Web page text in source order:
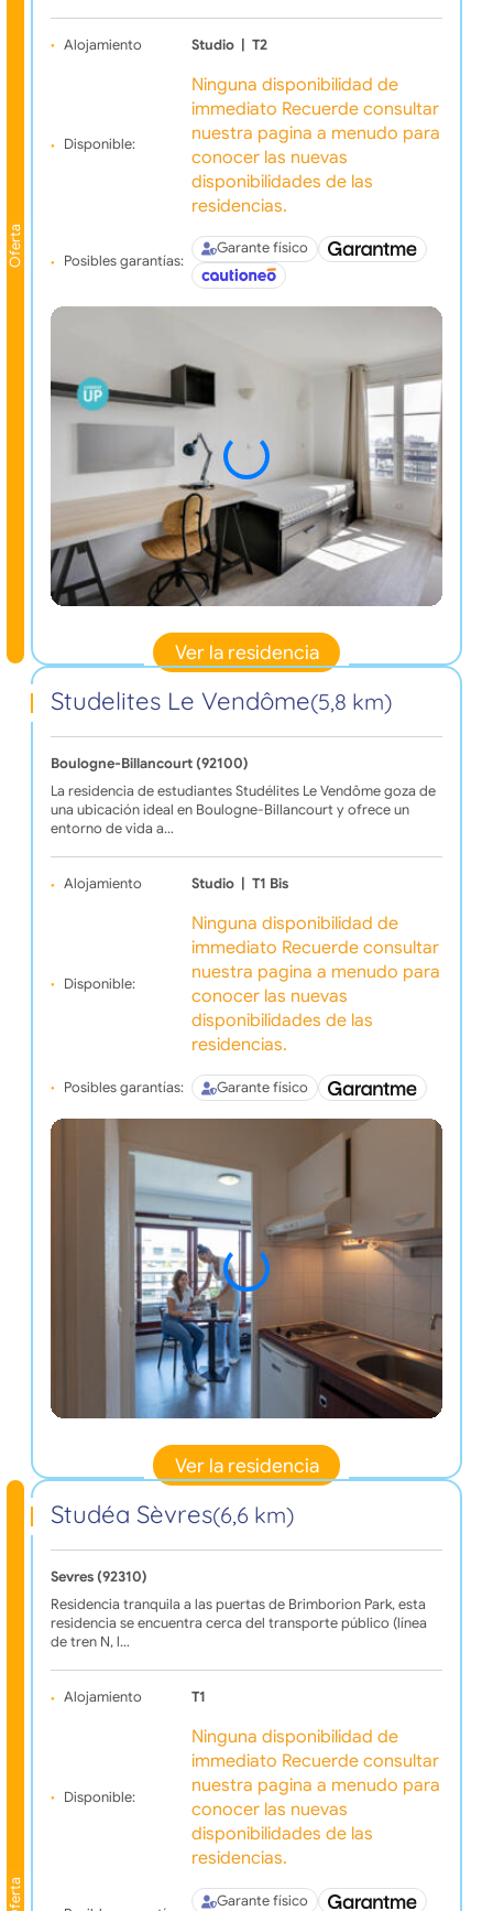
Oferta
Alojamiento Studio | T2
Disponible:
Ninguna disponibilidad de
immediato Recuerde consultar
nuestra pagina a menudo para
conocer las nuevas
disponibilidades de las
residencias.
Posibles garantías:
Garante físico
Ver la residencia
Studelites Le Vendôme(5,8 km)
Boulogne-Billancourt (92100)
La residencia de estudiantes Studélites Le Vendôme goza de
una ubicación ideal en Boulogne-Billancourt y ofrece un
entorno de vida a…
Alojamiento Studio T1 Bis
Disponible:
Ninguna disponibilidad de
immediato Recuerde consultar
nuestra pagina a menudo para
conocer las nuevas
disponibilidades de las
residencias.
Posibles garantías: Garante físico
Ver la residencia
Oferta
Studéa Sèvres(6,6 km)
Sevres (92310)
Residencia tranquila a las puertas de Brimborion Park, esta
residencia se encuentra cerca del transporte público (línea
de tren N, l…
Alojamiento T1
Disponible:
Ninguna disponibilidad de
immediato Recuerde consultar
nuestra pagina a menudo para
conocer las nuevas
disponibilidades de las
residencias.
Garante físico